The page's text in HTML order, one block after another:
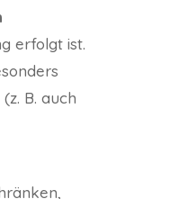
erfolgt ist.
B. auch